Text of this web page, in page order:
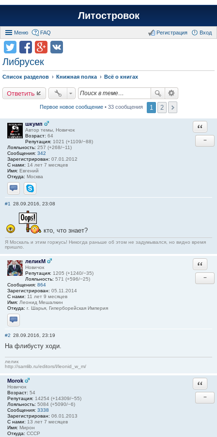
Литостровок
Меню FAQ Вход
Регистрация
Либрусек
Список разделов Книжная полка Всё о книгах
Ответить
Первое новое сообщение • 33 сообщения 1 2
шкумп
Автор темы, Новичок
Возраст: 64
Репутация: 1021 (+1109/−88)
Лояльность: 257 (+268/−11)
Сообщения: 342
Зарегистрирован: 07.01.2012
С нами: 14 лет 7 месяцев
Имя: Евгений
Откуда: Москва
Отправить личное сообщение
Skype
−
#1 28.09.2016, 23:08
кто, что знает?
Я Москаль и этим горжусь! Никогда раньше об этом не задумывался, но видно время
пришло.
леликМ
Новичок
Репутация: 1205 (+1240/−35)
Лояльность: 571 (+596/−25)
Сообщения: 864
Зарегистрирован: 05.11.2014
С нами: 11 лет 9 месяцев
Имя: Леонид Мешалкин
Откуда: г. Шарья, Гиперборейская Империя
Отправить личное сообщение
−
#2 28.09.2016, 23:19
На флибусту ходи.
лелик
http://samlib.ru/editors/l/leonid_w_m/
Morok
Новичок
Возраст: 54
Репутация: 14254 (+14309/−55)
Лояльность: 5084 (+5090/−6)
Сообщения: 3338
Зарегистрирован: 06.01.2013
С нами: 13 лет 7 месяцев
Имя: Мирон
Откуда: СССР
−